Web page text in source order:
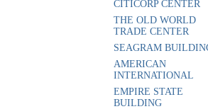
CITICORP CENTER
THE OLD WORLD
TRADE CENTER
SEAGRAM
AMERICAN
INTERNATIONAL
EMPIRE STATE
BUILDING